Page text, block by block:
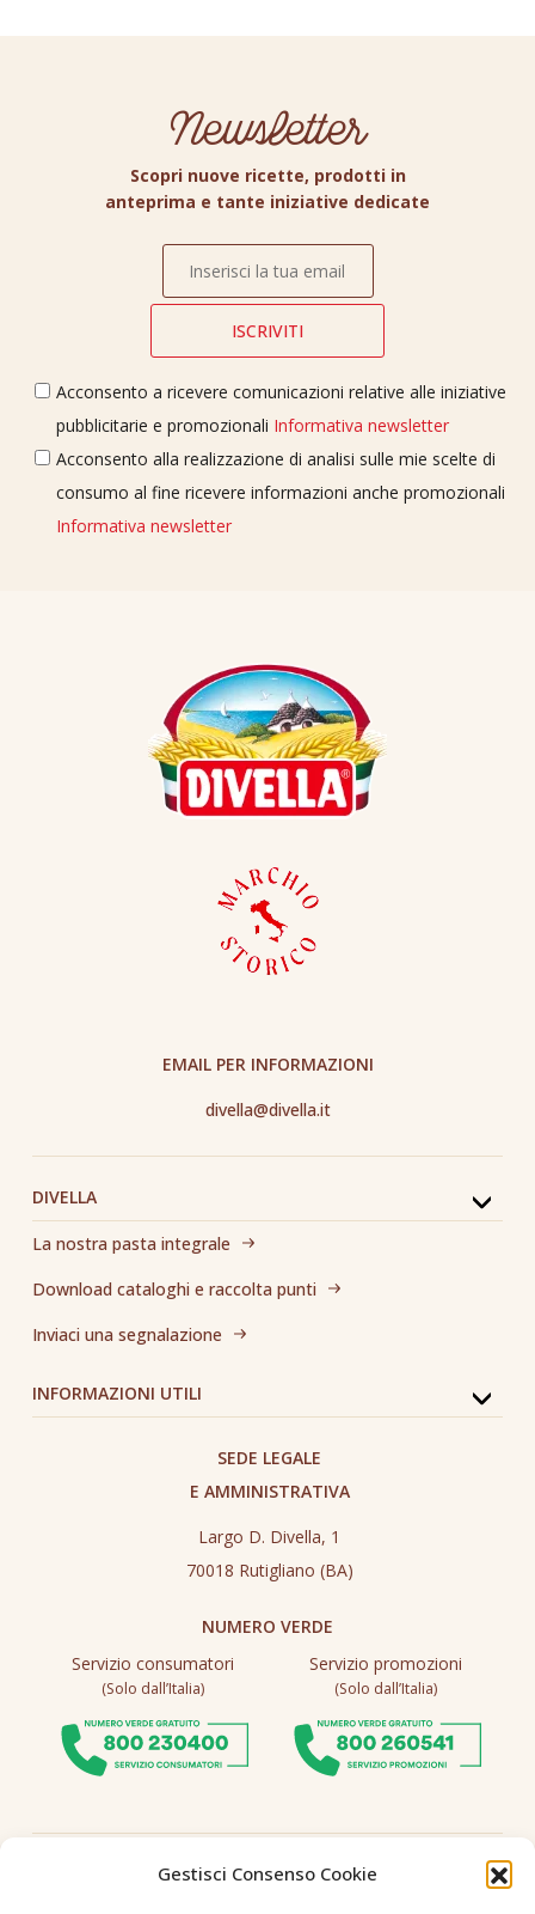
Gestisci Consenso Cookie
Newsletter
Scopri nuove ricette, prodotti in
anteprima e tante iniziative dedicate
Acconsento a ricevere comunicazioni relative alle iniziative
pubblicitarie e promozionali Informativa newsletter
Acconsento alla realizzazione di analisi sulle mie scelte di
consumo al fine ricevere informazioni anche promozionali
Informativa newsletter
DIVELLA
La nostra pasta integrale
Download cataloghi e raccolta punti
Inviaci una segnalazione
INFORMAZIONI UTILI
EMAIL PER INFORMAZIONI
divella@divella.it
SEDE LEGALE
E AMMINISTRATIVA
Largo D. Divella, 1
70018 Rutigliano (BA)
NUMERO VERDE
Servizio consumatori
(Solo dall’Italia)
Servizio promozioni
(Solo dall’Italia)
Seguici